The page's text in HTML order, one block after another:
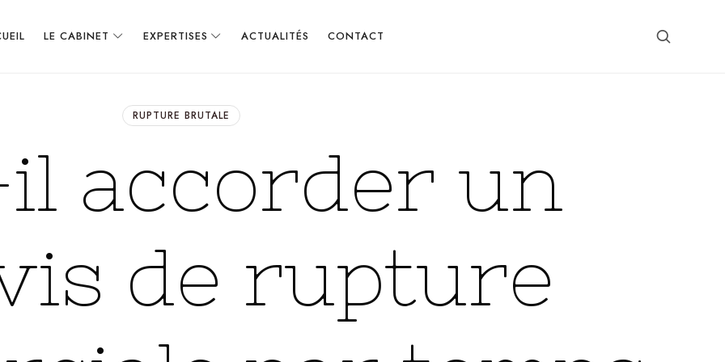
LE CABINET EXPERTISES ACTUALITÉS CONTACT
RUPTURE BRUTALE
accorder un
de rupture